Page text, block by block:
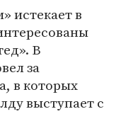
истекает в
В
за
в которых
выступает с